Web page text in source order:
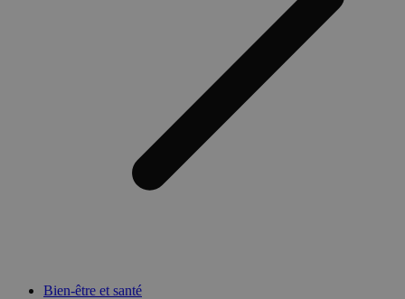
Bien-être et santé